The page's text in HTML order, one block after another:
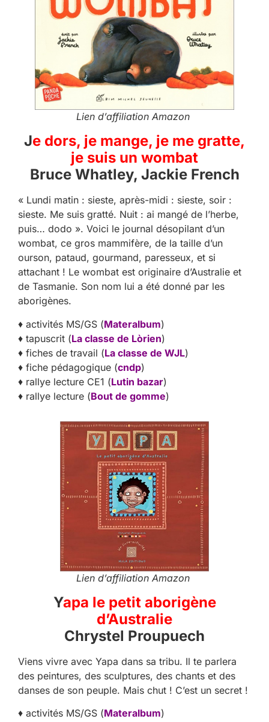
Lien d’affiliation Amazon
Je dors, je mange, je me gratte,
je suis un wombat
Bruce Whatley, Jackie French
« Lundi matin : sieste, après-midi : sieste, soir :
sieste. Me suis gratté. Nuit : ai mangé de l’herbe,
puis… dodo ». Voici le journal désopilant d’un
wombat, ce gros mammifère, de la taille d’un
ourson, pataud, gourmand, paresseux, et si
attachant ! Le wombat est originaire d’Australie et
de Tasmanie. Son nom lui a été donné par les
aborigènes.
♦ activités MS/GS (Materalbum)
♦ tapuscrit (La classe de Lòrien)
♦ fiches de travail (La classe de WJL)
♦ fiche pédagogique (cndp)
♦ rallye lecture CE1 (Lutin bazar)
♦ rallye lecture (Bout de gomme)
Lien d’affiliation Amazon
Yapa le petit aborigène
d’Australie
Chrystel Proupuech
Viens vivre avec Yapa dans sa tribu. Il te parlera
des peintures, des sculptures, des chants et des
danses de son peuple. Mais chut ! C’est un secret !
♦ activités MS/GS (Materalbum)